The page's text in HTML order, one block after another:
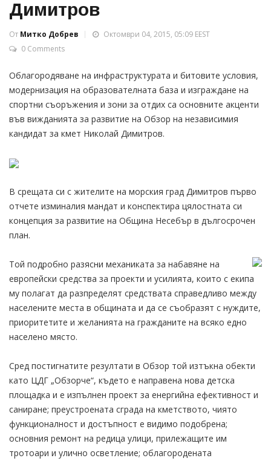
Димитров
От Митко Добрев
Октомври 04, 2015, 05:09 EEST
0 Comments
Облагородяване на инфраструктурата и битовите условия,
модернизация на образователната база и изграждане на
спортни съоръжения и зони за отдих са основните акценти
във вижданията за развитие на Обзор на независимия
кандидат за кмет Николай Димитров.
В срещата си с жителите на морския град Димитров първо
отчете изминалия мандат и конспектира цялостната си
концепция за развитие на Община Несебър в дългосрочен
план.
Той подробно разясни механиката за набавяне на
европейски средства за проекти и усилията, които с екипа
му полагат да разпределят средствата справедливо между
населените места в общината и да се съобразят с нуждите,
приоритетите и желанията на гражданите на всяко едно
населено място.
Сред постигнатите резултати в Обзор той изтъкна обекти
като ЦДГ „Обзорче“, където е направена нова детска
площадка и е изпълнен проект за енергийна ефективност и
саниране; преустроената сграда на кметството, чиято
функционалност и достъпност е видимо подобрена;
основния ремонт на редица улици, прилежащите им
тротоари и улично осветление; облагородената